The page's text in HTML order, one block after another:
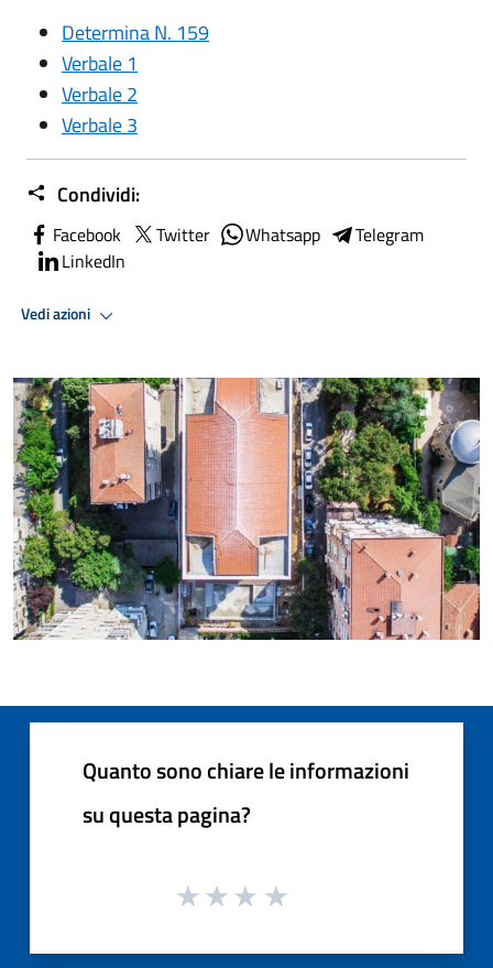
Determina N. 159
Verbale 1
Verbale 2
Verbale 3
Condividi:
Facebook Twitter Whatsapp
Telegram
LinkedIn
Vedi azioni
Quanto sono chiare le informazioni
su questa pagina?